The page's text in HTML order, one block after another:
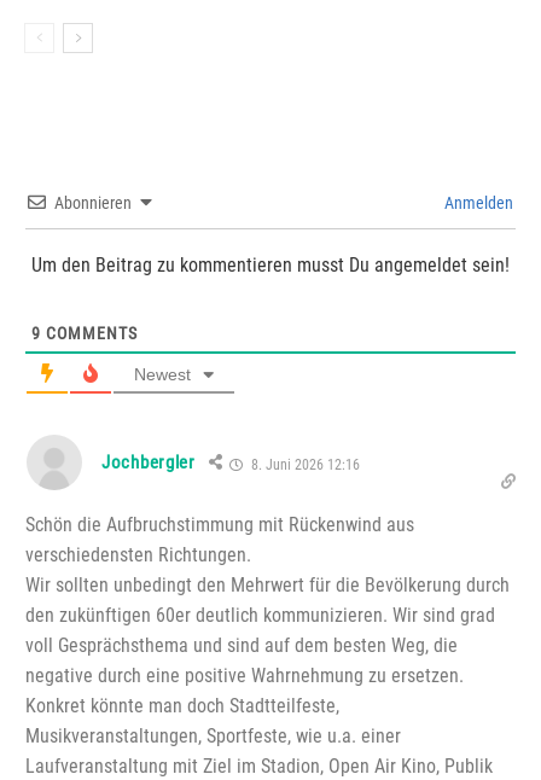
Abonnieren Anmelden
Um den Beitrag zu kommentieren musst Du angemeldet sein!
9 COMMENTS
Newest
Jochbergler 8. Juni 2026 12:16
Schön die Aufbruchstimmung mit Rückenwind aus
verschiedensten Richtungen.
Wir sollten unbedingt den Mehrwert für die Bevölkerung durch
den zukünftigen 60er deutlich kommunizieren. Wir sind grad
voll Gesprächsthema und sind auf dem besten Weg, die
negative durch eine positive Wahrnehmung zu ersetzen.
Konkret könnte man doch Stadtteilfeste,
Musikveranstaltungen, Sportfeste, wie u.a. einer
Laufveranstaltung mit Ziel im Stadion, Open Air Kino, Publik